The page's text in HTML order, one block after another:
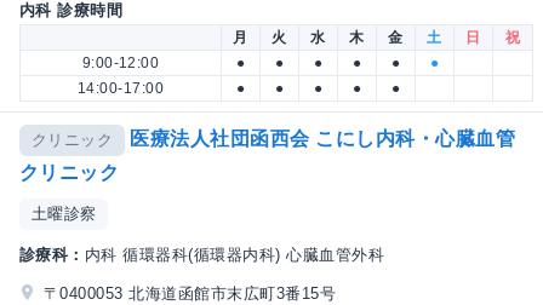
内科 診療時間
月 火 水 木 金 土 日
祝
9:00-12:00
● ● ● ● ●
●
14:00-17:00
● ● ● ● ●
クリニック
医療法人社団函西会 こにし内科・心臓血管
クリニック
土曜診察
診療科： 内科 循環器科(循環器内科) 心臓血管外科
〒0400053 北海道函館市末広町3番15号